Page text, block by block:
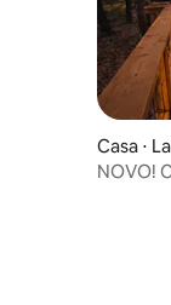
Casa ⋅
NOVO!